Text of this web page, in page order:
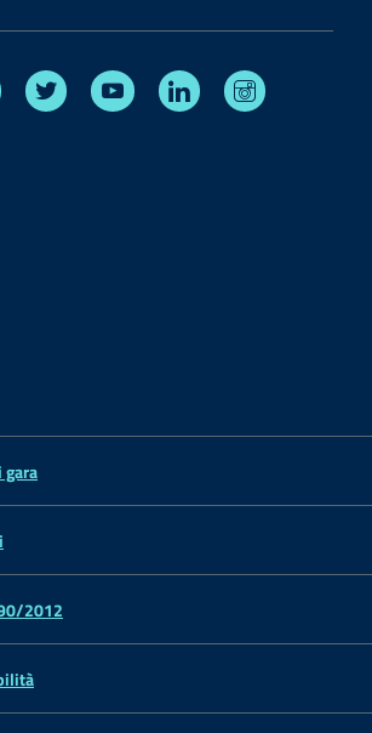
Facebook Twitter Youtube Linkedin
gara
2012